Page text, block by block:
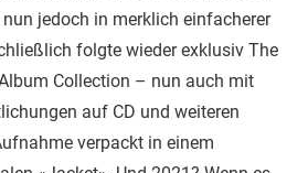
jedoch in merklich einfacherer
folgte wieder exklusiv The
Collection – nun auch mit
auf CD und weiteren
verpackt in einem